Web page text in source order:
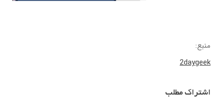
منبع:
2daygeek
اشتراک مطلب